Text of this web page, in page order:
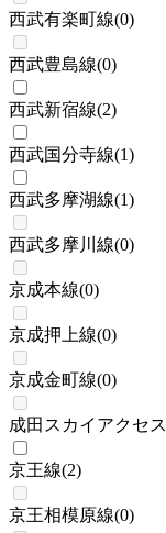
西武有楽町線(0)
西武豊島線(0)
西武新宿線(2)
西武国分寺線(1)
西武多摩湖線(1)
西武多摩川線(0)
京成本線(0)
京成押上線(0)
京成金町線(0)
成田スカイアクセス
京王線(2)
京王相模原線(0)